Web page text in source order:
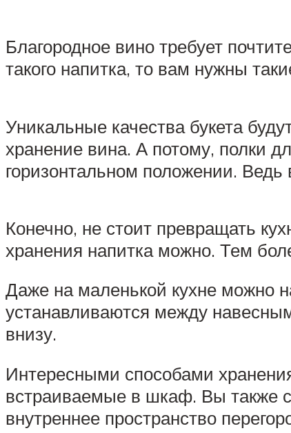
Благородное вино требует
такого напитка, то вам нужны
Уникальные качества букета
хранение вина. А потому, полки
горизонтальном положении. Ведь
Конечно, не стоит превращать
хранения напитка можно. Тем
Даже на маленькой кухне можно
устанавливаются между
внизу.
Интересными способами
встраиваемые в шкаф. Вы также
внутреннее пространство